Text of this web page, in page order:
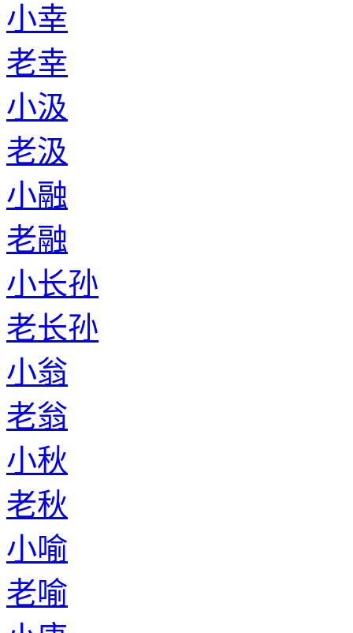
小幸
老幸
小汲
老汲
小融
老融
小长孙
老长孙
小翁
老翁
小秋
老秋
小喻
老喻